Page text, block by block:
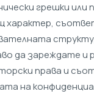
грешки
характер,
да зареждате и
права и
на